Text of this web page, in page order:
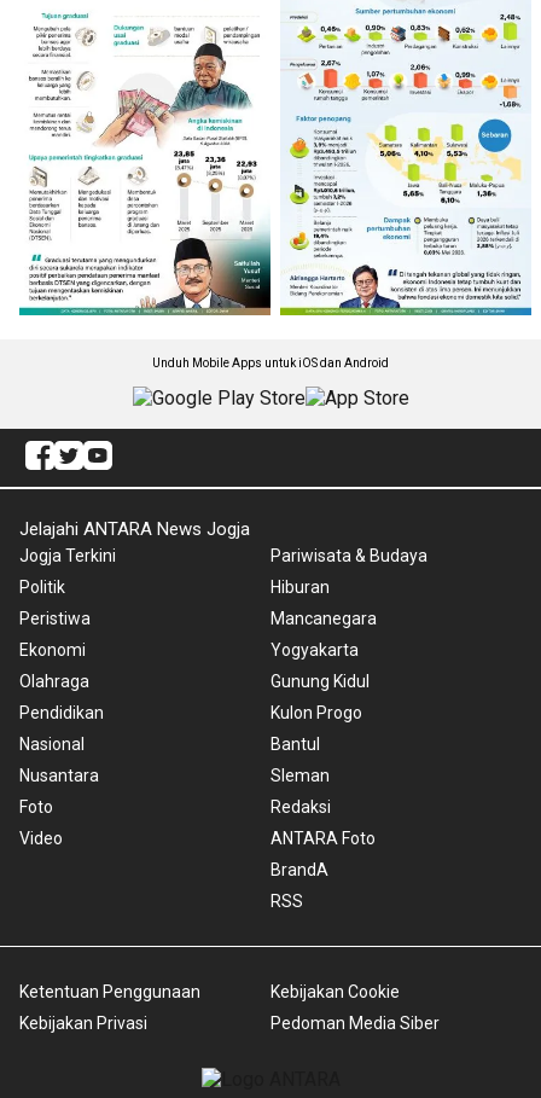
Unduh Mobile Apps untuk iOS dan Android
Jelajahi ANTARA News Jogja
Jogja Terkini
Politik
Peristiwa
Ekonomi
Olahraga
Pendidikan
Nasional
Nusantara
Foto
Video
Pariwisata & Budaya
Hiburan
Mancanegara
Yogyakarta
Gunung Kidul
Kulon Progo
Bantul
Sleman
Redaksi
ANTARA Foto
BrandA
RSS
Ketentuan Penggunaan
Kebijakan Privasi
Kebijakan Cookie
Pedoman Media Siber